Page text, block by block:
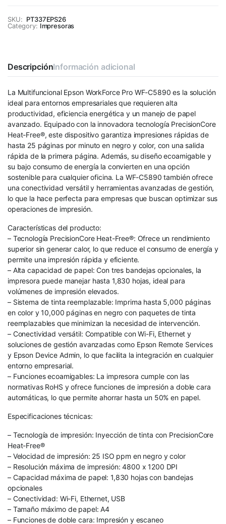
SKU: PT337EPS26
Category: Impresoras
DescripciónInformación adicional
La Multifuncional Epson WorkForce Pro WF-C5890 es la solución
ideal para entornos empresariales que requieren alta
productividad, eficiencia energética y un manejo de papel
avanzado. Equipado con la innovadora tecnología PrecisionCore
Heat-Free®, este dispositivo garantiza impresiones rápidas de
hasta 25 páginas por minuto en negro y color, con una salida
rápida de la primera página. Además, su diseño ecoamigable y
su bajo consumo de energía la convierten en una opción
sostenible para cualquier oficina. La WF-C5890 también ofrece
una conectividad versátil y herramientas avanzadas de gestión,
lo que la hace perfecta para empresas que buscan optimizar sus
operaciones de impresión.
Características del producto:
– Tecnología PrecisionCore Heat-Free®: Ofrece un rendimiento
superior sin generar calor, lo que reduce el consumo de energía y
permite una impresión rápida y eficiente.
– Alta capacidad de papel: Con tres bandejas opcionales, la
impresora puede manejar hasta 1,830 hojas, ideal para
volúmenes de impresión elevados.
– Sistema de tinta reemplazable: Imprima hasta 5,000 páginas
en color y 10,000 páginas en negro con paquetes de tinta
reemplazables que minimizan la necesidad de intervención.
– Conectividad versátil: Compatible con Wi-Fi, Ethernet y
soluciones de gestión avanzadas como Epson Remote Services
y Epson Device Admin, lo que facilita la integración en cualquier
entorno empresarial.
– Funciones ecoamigables: La impresora cumple con las
normativas RoHS y ofrece funciones de impresión a doble cara
automáticas, lo que permite ahorrar hasta un 50% en papel.
Especificaciones técnicas:
– Tecnología de impresión: Inyección de tinta con PrecisionCore
Heat-Free®
– Velocidad de impresión: 25 ISO ppm en negro y color
– Resolución máxima de impresión: 4800 x 1200 DPI
– Capacidad máxima de papel: 1,830 hojas con bandejas
opcionales
– Conectividad: Wi-Fi, Ethernet, USB
– Tamaño máximo de papel: A4
– Funciones de doble cara: Impresión y escaneo